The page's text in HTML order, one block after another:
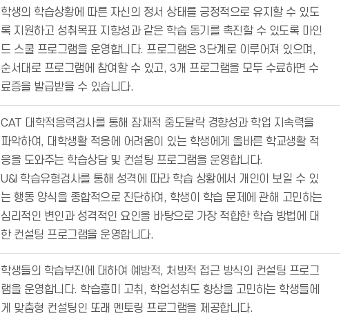
학생의 학습상황에 따른 자신의 정서 상태를 긍정적으로 유지할 수 있도
록 지원하고 성취목표 지향성과 같은 학습 동기를 촉진할 수 있도록 마인
드 스쿨 프로그램을 운영합니다. 프로그램은 3단계로 이루어져 있으며,
순서대로 프로그램에 참여할 수 있고, 3개 프로그램을 모두 수료하면 수
료증을 발급받을 수 있습니다.
CAT 대학적응력검사를 통해 잠재적 중도탈락 경향성과 학업 지속력을
파악하여, 대학생활 적응에 어려움이 있는 학생에게 올바른 학교생활 적
응을 도와주는 학습상담 및 컨설팅 프로그램을 운영합니다.
U&I 학습유형검사를 통해 성격에 따라 학습 상황에서 개인이 보일 수 있
는 행동 양식을 종합적으로 진단하여, 학생이 학습 문제에 관해 고민하는
심리적인 변인과 성격적인 요인을 바탕으로 가장 적합한 학습 방법에 대
한 컨설팅 프로그램을 운영합니다.
학생들의 학습부진에 대하여 예방적, 처방적 접근 방식의 컨설팅 프로그
램을 운영합니다. 학습흥미 고취, 학업성취도 향상을 고민하는 학생들에
게 맞춤형 컨설팅인 또래 멘토링 프로그램을 제공합니다.